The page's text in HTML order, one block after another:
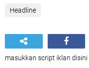
Headline
masukkan script iklan disini